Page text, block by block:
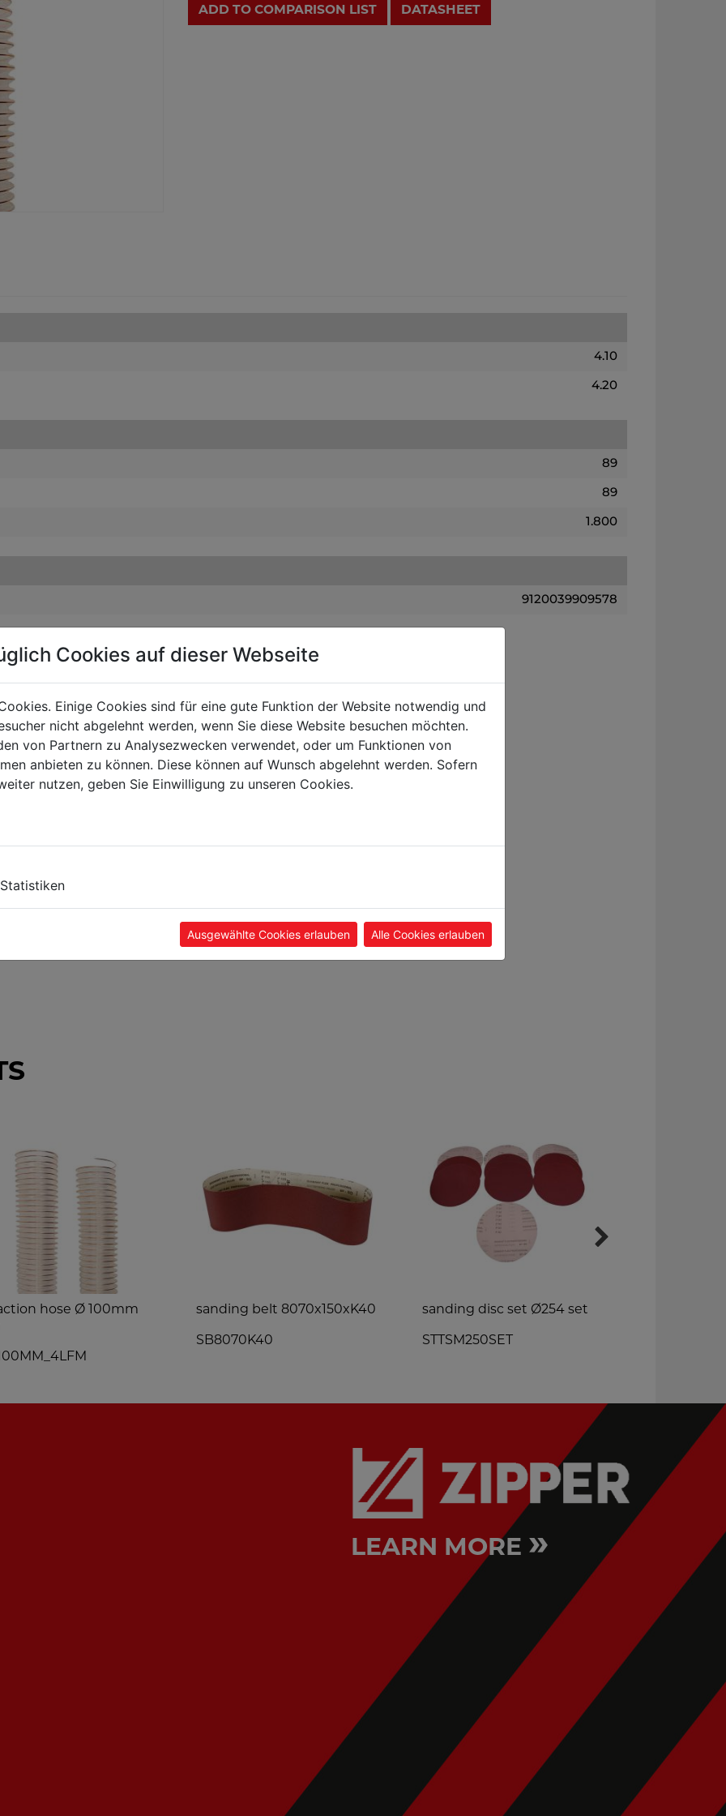
ADD TO COMPARISON LIST DATASHEET
4.10
4.20
89
89
1.800
9120039909578
ACCESSORIES
hose Ø 100mm
sanding belt 8070x150xK40
SB8070K40
sanding disc set Ø254 set
STTSM250SET
LEARN MORE »
Cookies auf dieser Webseite
Einige Cookies sind für eine gute Funktion der Website notwendig und
nicht abgelehnt werden, wenn Sie diese Website besuchen möchten.
von Partnern zu Analysezwecken verwendet, oder um Funktionen von
anbieten zu können. Diese können auf Wunsch abgelehnt werden. Sofern
nutzen, geben Sie Einwilligung zu unseren Cookies.
Statistiken
Ausgewählte Cookies erlauben Alle Cookies erlauben